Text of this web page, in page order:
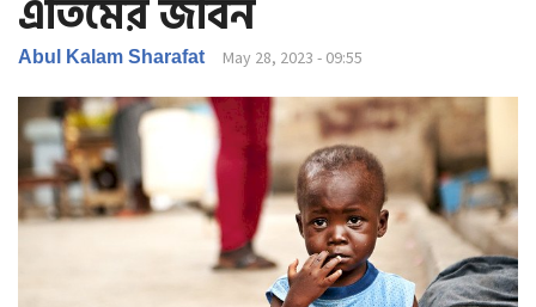
a
v
g
a
t
i
o
এতিমের জীবন
Abul Kalam Sharafat May 28, 2023 - 09:55